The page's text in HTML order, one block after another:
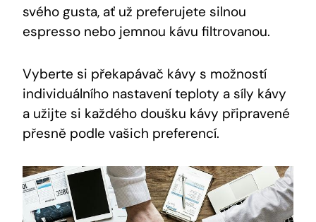
svého gusta, ať už preferujete⁢ silnou
‍espresso nebo jemnou kávu ⁣filtrovanou.
Vyberte si překapávač kávy s‌ možností
individuálního nastavení teploty a ⁣síly kávy
a užijte si každého doušku ‌kávy připravené
přesně podle vašich preferencí.